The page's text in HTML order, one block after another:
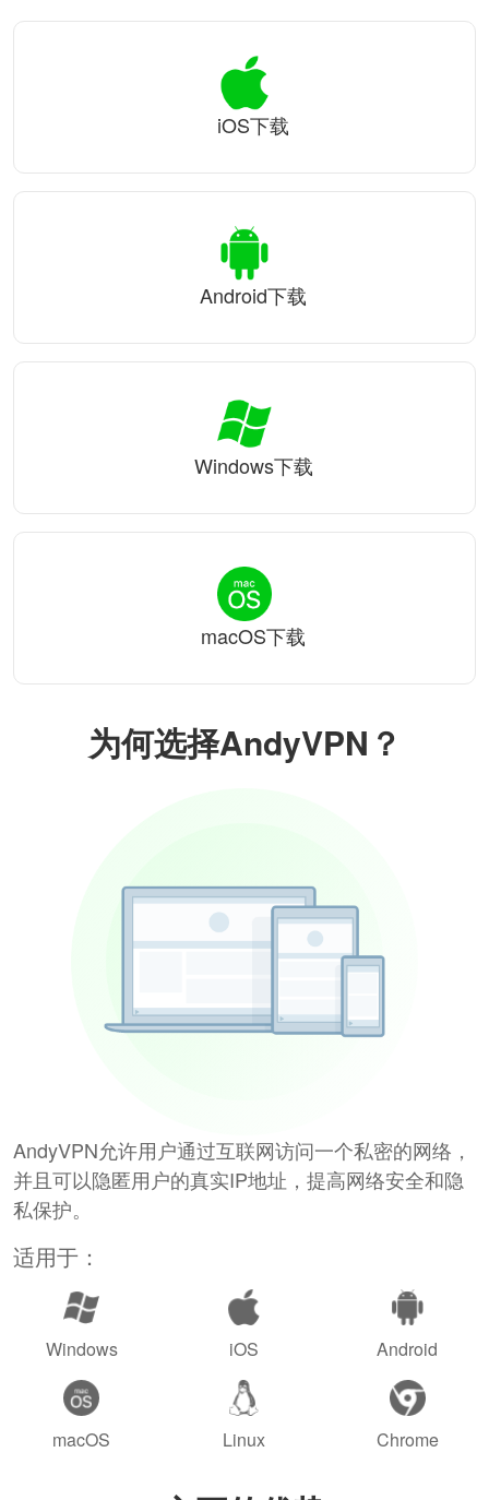
为何选择AndyVPN？
AndyVPN允许用户通过互联网访问一个私密的网络，
并且可以隐匿用户的真实IP地址，提高网络安全和隐
私保护。
适用于：
Windows iOS Android
macOS Linux Chrome
iOS下载
Android下载
Windows下载
macOS下载